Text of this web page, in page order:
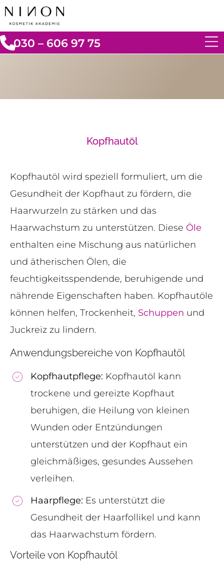
030 – 606 97 75
Kopfhautöl
Kopfhautöl wird speziell formuliert, um die
Gesundheit der Kopfhaut zu fördern, die
Haarwurzeln zu stärken und das
Haarwachstum zu unterstützen. Diese Öle
enthalten eine Mischung aus natürlichen
und ätherischen Ölen, die
feuchtigkeitsspendende, beruhigende und
nährende Eigenschaften haben. Kopfhautöle
können helfen, Trockenheit, Schuppen und
Juckreiz zu lindern.
Anwendungsbereiche von Kopfhautöl
Kopfhautpflege: Kopfhautöl kann
trockene und gereizte Kopfhaut
beruhigen, die Heilung von kleinen
Wunden oder Entzündungen
unterstützen und der Kopfhaut ein
gleichmäßiges, gesundes Aussehen
verleihen.
Haarpflege: Es unterstützt die
Gesundheit der Haarfollikel und kann
das Haarwachstum fördern.
Vorteile von Kopfhautöl